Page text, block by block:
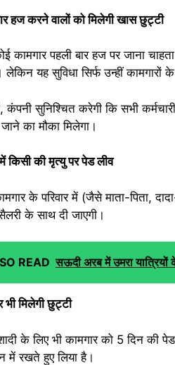
हज करने वालों को मिलेगी खास छुट्टी
कामगार पहली बार हज पर जाना
लेकिन यह सुविधा सिर्फ उन्हीं
कंपनी सुनिश्चित करेगी कि सभी
का मौका मिलेगा।
में किसी की मृत्यु पर पेड लीव
के परिवार में (जैसे माता-पिता,
के साथ दी जाएगी।
READ सऊदी अरब में उमरा
भी मिलेगी छुट्टी
के लिए भी कामगार को 5 दिन की
में रखते हुए लिया है।